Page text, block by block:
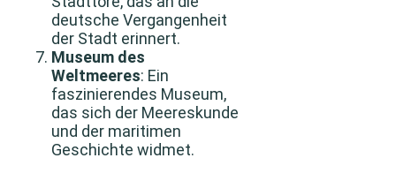
deutsche Vergangenheit
der Stadt erinnert.
Museum des
Weltmeeres: Ein
faszinierendes Museum,
das sich der Meereskunde
und der maritimen
Geschichte widmet.